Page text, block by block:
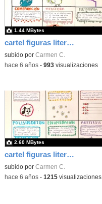
cartel figuras literarias01
subido por Carmen C.
1.44 MBytes
-hace 6 años- 993visualizaciones
cartel figuras literarias00
subido por Carmen C.
2.60 MBytes
-hace 6 años- 1215visualizaciones